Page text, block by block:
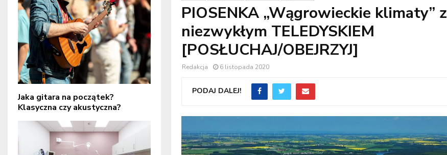
PIOSENKA „Wągrowieckie klimaty” z
niezwykłym TELEDYSKIEM
[POSŁUCHAJ/OBEJRZYJ]
Redakcja 6 listopada 2020
PODAJ DALEJ!
Jaka gitara na początek?
Klasyczna czy akustyczna?